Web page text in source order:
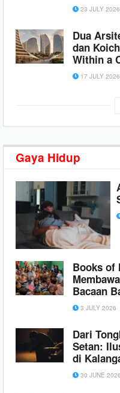
23 JULY 2026
Dua
dan
Within a
17 JULY 2026
Gaya Hidup
Books of
Bacaan
Diego ke
3 JULY 2026
Dari
Setan:
di
30 JUNE 2026